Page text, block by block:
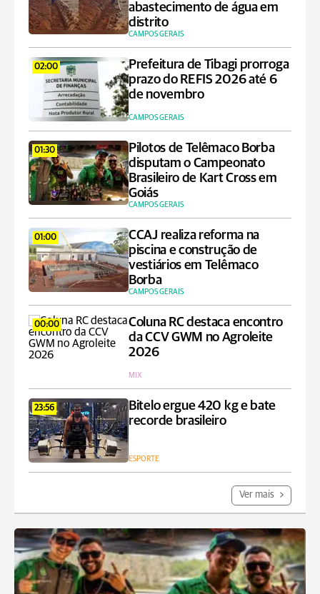
abastecimento de água em
distrito
CAMPOS GERAIS
02:00
Prefeitura de Tibagi prorroga
prazo do REFIS 2026 até 6
de novembro
CAMPOS GERAIS
01:30
Pilotos de Telêmaco Borba
disputam o Campeonato
Brasileiro de Kart Cross em
Goiás
CAMPOS GERAIS
01:00
CCAJ realiza reforma na
piscina e construção de
vestiários em Telêmaco
Borba
CAMPOS GERAIS
00:00
Coluna RC destaca encontro
da CCV GWM no Agroleite
2026
MIX
23:56
Bitelo ergue 420 kg e bate
recorde brasileiro
ESPORTE
Ver mais